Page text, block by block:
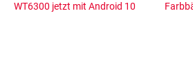
WT6300 jetzt mit Android 10